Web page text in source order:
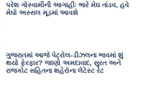
પરેશ ગોસ્વામીની આગાહીઃ ભારે મેઘ તાંડવ, હવે
મેઘો અસ્સલ મૂડમાં આવશે
ગુજરાતમાં આજે પેટ્રોલ-ડીઝલના ભાવમાં શું
થયો ફેરફાર? જાણો અમદાવાદ, સુરત અને
રાજકોટ સહિતના શહેરોના લેટેસ્ટ રેટ